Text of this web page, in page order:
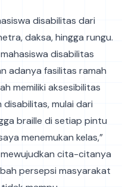
disabilitas dari
daksa, hingga rungu.
disabilitas
adanya fasilitas ramah
memiliki aksesibilitas
mulai dari
braille di setiap pintu
menemukan kelas,”
cita-citanya
persepsi masyarakat